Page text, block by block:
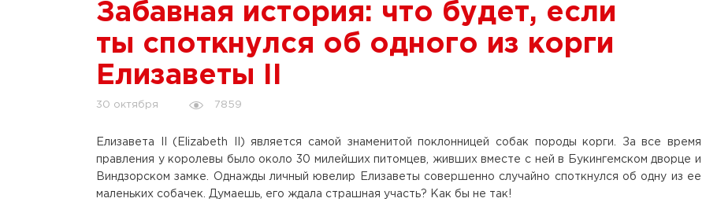
Забавная история: что будет, если
ты споткнулся об одного из корги
Елизаветы II
30 октября 7859
Елизавета II (Elizabeth II) является самой знаменитой поклонницей собак породы корги. За все время
правления у королевы было около 30 милейших питомцев, живших вместе с ней в Букингемском дворце и
Виндзорском замке. Однажды личный ювелир Елизаветы совершенно случайно споткнулся об одну из ее
маленьких собачек. Думаешь, его ждала страшная участь? Как бы не так!